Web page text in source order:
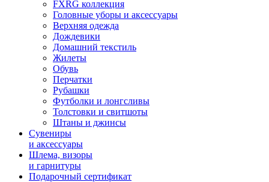
FXRG коллекция
Головные уборы и аксессуары
Верхняя одежда
Дождевики
Домашний текстиль
Жилеты
Обувь
Перчатки
Рубашки
Футболки и лонгсливы
Толстовки и свитшоты
Штаны и джинсы
Сувениры
и аксессуары
Шлема, визоры
и гарнитуры
Подарочный сертификат